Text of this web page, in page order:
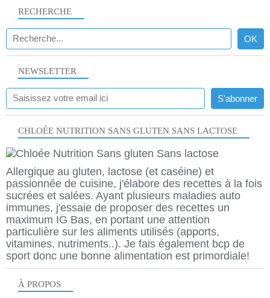
NEWSLETTER
RECHERCHE
CHLOÉE NUTRITION SANS GLUTEN SANS LACTOSE
Allergique au gluten, lactose (et caséine) et
passionnée de cuisine, j'élabore des recettes à la fois
sucrées et salées. Ayant plusieurs maladies auto
immunes, j'essaie de proposer des recettes un
maximum IG Bas, en portant une attention
particulière sur les aliments utilisés (apports,
vitamines, nutriments..). Je fais également bcp de
sport donc une bonne alimentation est primordiale!
À PROPOS